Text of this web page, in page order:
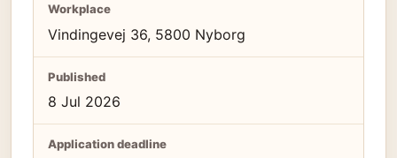
Workplace
Vindingevej 36, 5800 Nyborg
Published
8 Jul 2026
Application deadline